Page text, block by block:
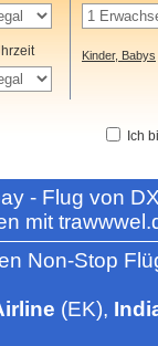
Kinder, Babys
Ich
- Flug von
mit
Non-Stop
(EK),